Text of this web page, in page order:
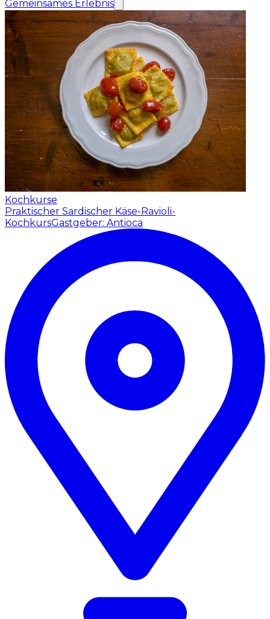
Gemeinsames Erlebnis
Kochkurse
Praktischer Sardischer Käse-Ravioli-
KochkursGastgeber: Antioca